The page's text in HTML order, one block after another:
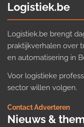
Logistiek.be
Logistiek.be brengt
praktijkverhalen over
en automatisering in
Voor logistieke
sector willen volgen.
Contact·Adverteren
Nieuws &